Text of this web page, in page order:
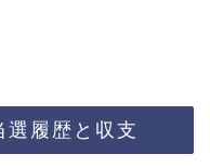
履歴と収支